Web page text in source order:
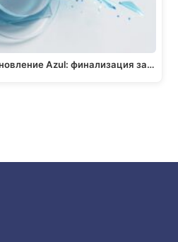
Azul: финализация за…